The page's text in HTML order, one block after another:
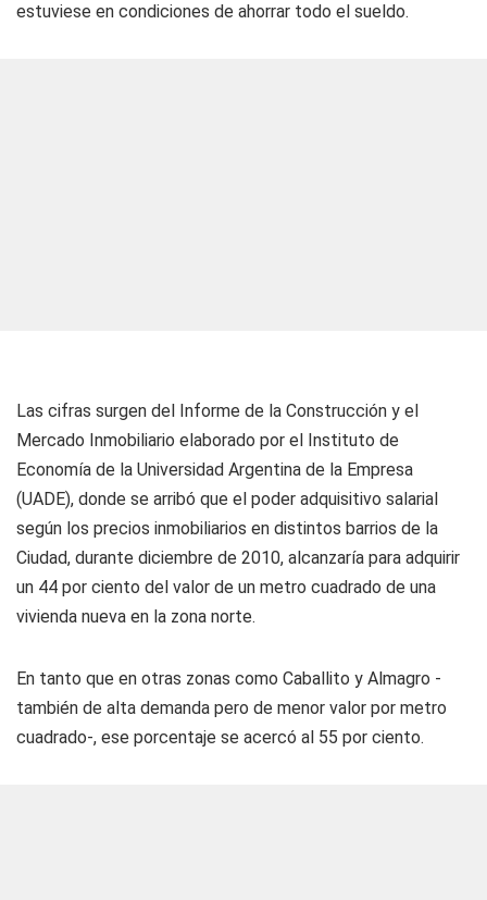
estuviese en condiciones de ahorrar todo el sueldo.
Las cifras surgen del Informe de la Construcción y el
Mercado Inmobiliario elaborado por el Instituto de
Economía de la Universidad Argentina de la Empresa
(UADE), donde se arribó que el poder adquisitivo salarial
según los precios inmobiliarios en distintos barrios de la
Ciudad, durante diciembre de 2010, alcanzaría para adquirir
un 44 por ciento del valor de un metro cuadrado de una
vivienda nueva en la zona norte.
En tanto que en otras zonas como Caballito y Almagro -
también de alta demanda pero de menor valor por metro
cuadrado-, ese porcentaje se acercó al 55 por ciento.